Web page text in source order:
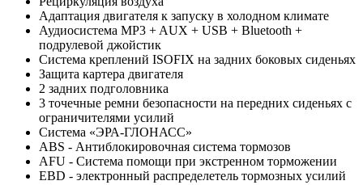
Адаптация двигателя к запуску в холодном климате
Аудиосистема MP3 + AUX + USB + Bluetooth +
подрулевой джойстик
Система креплений ISOFIX на задних боковых сиденьях
Защита картера двигателя
2 задних подголовника
3 точечные ремни безопасности на передних сиденьях с
ограничителями усилий
Система «ЭРА-ГЛОНАСС»
ABS - Антиблокировочная система тормозов
AFU - Система помощи при экстренном торможении
EBD - электронный распределетель тормозных усилий